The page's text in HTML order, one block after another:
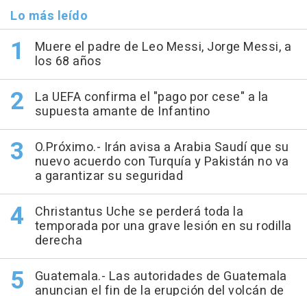
Lo más leído
Muere el padre de Leo Messi, Jorge Messi, a
los 68 años
La UEFA confirma el "pago por cese" a la
supuesta amante de Infantino
O.Próximo.- Irán avisa a Arabia Saudí que su
nuevo acuerdo con Turquía y Pakistán no va
a garantizar su seguridad
Christantus Uche se perderá toda la
temporada por una grave lesión en su rodilla
derecha
Guatemala.- Las autoridades de Guatemala
anuncian el fin de la erupción del volcán de